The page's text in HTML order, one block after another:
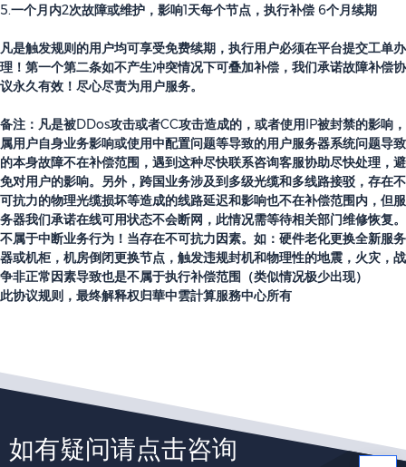
5.一个月内2次故障或维护，影响1天每个节点，执行补偿 6个月续期
凡是触发规则的用户均可享受免费续期，执行用户必须在平台提交工单办
理！第一个第二条如不产生冲突情况下可叠加补偿，我们承诺故障补偿协
议永久有效！尽心尽责为用户服务。
备注：凡是被DDos攻击或者CC攻击造成的，或者使用IP被封禁的影响，
属用户自身业务影响或使用中配置问题等导致的用户服务器系统问题导致
的本身故障不在补偿范围，遇到这种尽快联系咨询客服协助尽快处理，避
免对用户的影响。另外，跨国业务涉及到多级光缆和多线路接驳，存在不
可抗力的物理光缆损坏等造成的线路延迟和影响也不在补偿范围内，但服
务器我们承诺在线可用状态不会断网，此情况需等待相关部门维修恢复。
不属于中断业务行为！当存在不可抗力因素。如：硬件老化更换全新服务
器或机柜，机房倒闭更换节点，触发违规封机和物理性的地震，火灾，战
争非正常因素导致也是不属于执行补偿范围（类似情况极少出现）
此协议规则，最终解释权归華中雲計算服務中心所有
如有疑问请点击咨询